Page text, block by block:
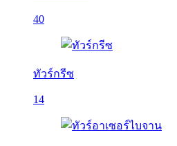
40
ทัวร์กรีซ
14